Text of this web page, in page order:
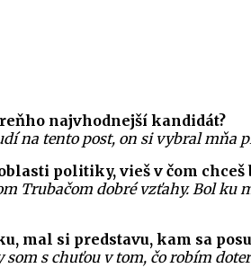
najvhodnejší kandidát?
na tento post, on si vybral mňa
politiky, vieš v čom
Trubačom dobré vzťahy. Bol ku
mal si predstavu, kam sa
s chuťou v tom, čo robím